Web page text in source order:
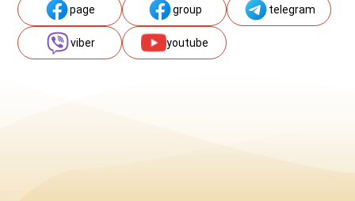
page group telegram
viber youtube